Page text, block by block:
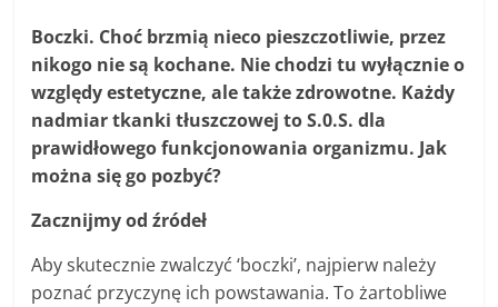
wskazówki
poradniki
na
każdy
temat
Boczki. Choć brzmią nieco pieszczotliwie, przez
nikogo nie są kochane. Nie chodzi tu wyłącznie o
względy estetyczne, ale także zdrowotne. Każdy
nadmiar tkanki tłuszczowej to S.0.S. dla
prawidłowego funkcjonowania organizmu. Jak
można się go pozbyć?
Zacznijmy od źródeł
Aby skutecznie zwalczyć ‘boczki’, najpierw należy
poznać przyczynę ich powstawania. To żartobliwe